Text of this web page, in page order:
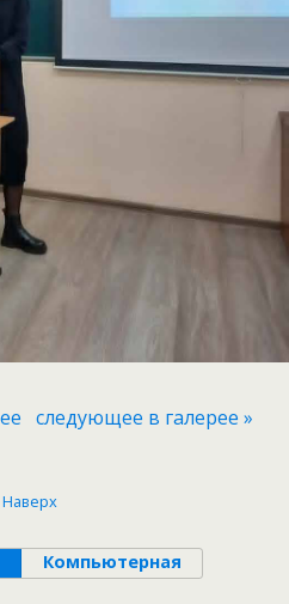
следующее в галерее »
Наверх
Компьютерная